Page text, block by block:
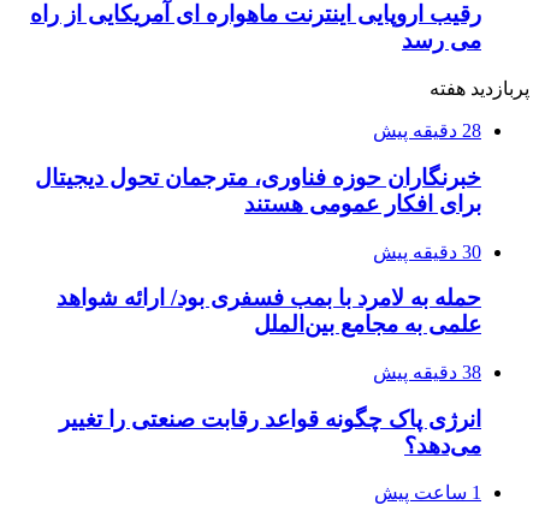
رقیب اروپایی اینترنت ماهواره ای آمریکایی از راه
می رسد
پربازدید هفته
28 دقیقه پیش
خبرنگاران حوزه فناوری، مترجمان تحول دیجیتال
برای افکار عمومی هستند
30 دقیقه پیش
حمله به لامرد با بمب فسفری بود/ ارائه شواهد
علمی به مجامع بین‌الملل
38 دقیقه پیش
انرژی پاک چگونه قواعد رقابت صنعتی را تغییر
می‌دهد؟
1 ساعت پیش